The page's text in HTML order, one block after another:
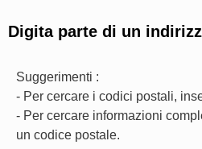
Digita parte di un
Suggerimenti :
- Per cercare i codici postali,
- Per cercare informazioni
un codice postale.